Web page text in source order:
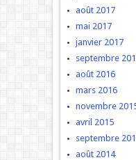
août 2017
mai 2017
janvier 2017
septembre
août 2016
mars 2016
novembre
avril 2015
septembre
août 2014